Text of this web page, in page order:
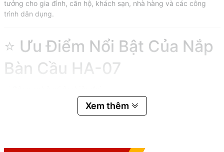
tưởng cho gia đình, căn hộ, khách sạn, nhà hàng và các công
trình dân dụng.
⭐ Ưu Điểm Nổi Bật Của Nắp
Bàn Cầu HA-07
Nắp đóng từ từ trong khoảng 5 – 20 giây.
Hạn chế va đập mạnh gây tiếng ồn.
Xem thêm